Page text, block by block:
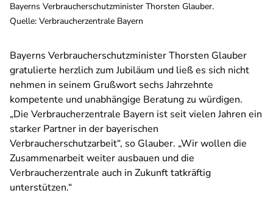
Bayerns Verbraucherschutzminister Thorsten Glauber.
Quelle: Verbraucherzentrale Bayern
Bayerns Verbraucherschutzminister Thorsten Glauber
gratulierte herzlich zum Jubiläum und ließ es sich nicht
nehmen in seinem Grußwort sechs Jahrzehnte
kompetente und unabhängige Beratung zu würdigen.
„Die Verbraucherzentrale Bayern ist seit vielen Jahren ein
starker Partner in der bayerischen
Verbraucherschutzarbeit“, so Glauber. „Wir wollen die
Zusammenarbeit weiter ausbauen und die
Verbraucherzentrale auch in Zukunft tatkräftig
unterstützen.“